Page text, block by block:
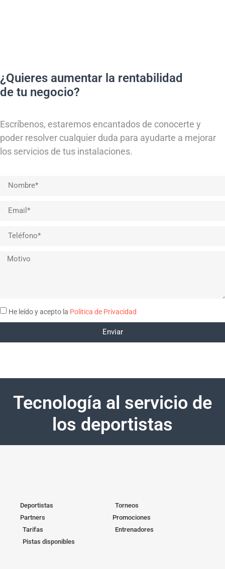
¿Quieres aumentar la rentabilidad
de tu negocio?
Escríbenos, estaremos encantados de conocerte y
poder resolver cualquier duda para ayudarte a mejorar
los servicios de tus instalaciones.
He leído y acepto la Política de Privacidad
Enviar
Tecnología al servicio de
los deportistas
Deportistas
Partners
Tarifas
Pistas disponibles
Torneos
Promociones
Entrenadores